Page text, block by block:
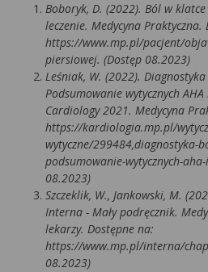
Boboryk, D. (2022). Ból w
leczenie. Medycyna Praktyczna.
https://www.mp.pl/pacjent/
piersiowej. (Dostęp 08.2023)
Leśniak, W. (2022).
Podsumowanie wytycznych
Cardiology 2021. Medycyna
https://kardiologia.mp.pl/
wytyczne/299484,diagnostyka-
podsumowanie-wytycznych-
08.2023)
Szczeklik, W., Jankowski, M.
Interna - Mały podręcznik.
lekarzy. Dostępne na:
https://www.mp.pl/interna/
08.2023)